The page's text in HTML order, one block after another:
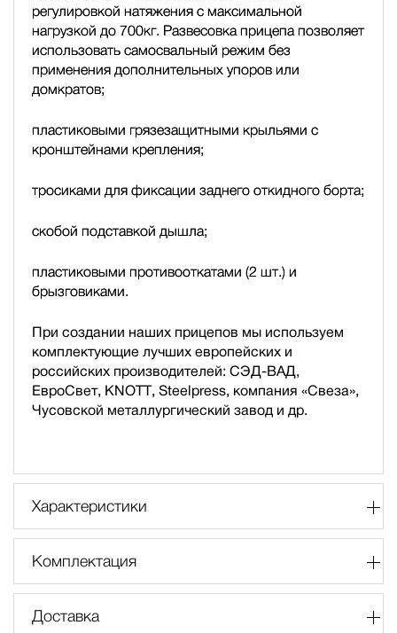
регулировкой натяжения с максимальной
нагрузкой до 700кг. Развесовка прицепа позволяет
использовать самосвальный режим без
применения дополнительных упоров или
домкратов;
пластиковыми грязезащитными крыльями с
кронштейнами крепления;
тросиками для фиксации заднего откидного борта;
скобой подставкой дышла;
пластиковыми противооткатами (2 шт.) и
брызговиками.
При создании наших прицепов мы используем
комплектующие лучших европейских и
российских производителей: СЭД-ВАД,
ЕвроСвет, KNOTT, Steelpress, компания «Свеза»,
Чусовской металлургический завод и др.
Характеристики
Комплектация
Доставка